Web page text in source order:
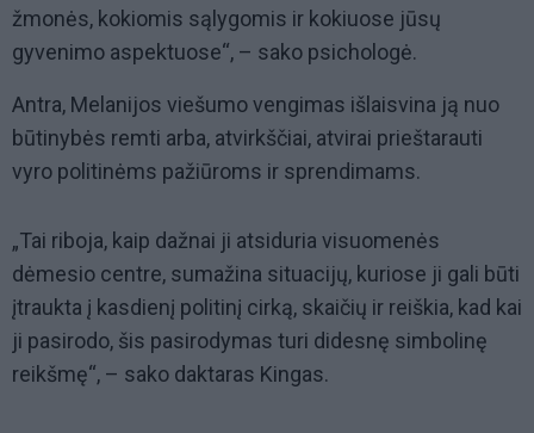
žmonės, kokiomis sąlygomis ir kokiuose jūsų
gyvenimo aspektuose“, – sako psichologė.
Antra, Melanijos viešumo vengimas išlaisvina ją nuo
būtinybės remti arba, atvirkščiai, atvirai prieštarauti
vyro politinėms pažiūroms ir sprendimams.
„Tai riboja, kaip dažnai ji atsiduria visuomenės
dėmesio centre, sumažina situacijų, kuriose ji gali būti
įtraukta į kasdienį politinį cirką, skaičių ir reiškia, kad kai
ji pasirodo, šis pasirodymas turi didesnę simbolinę
reikšmę“, – sako daktaras Kingas.